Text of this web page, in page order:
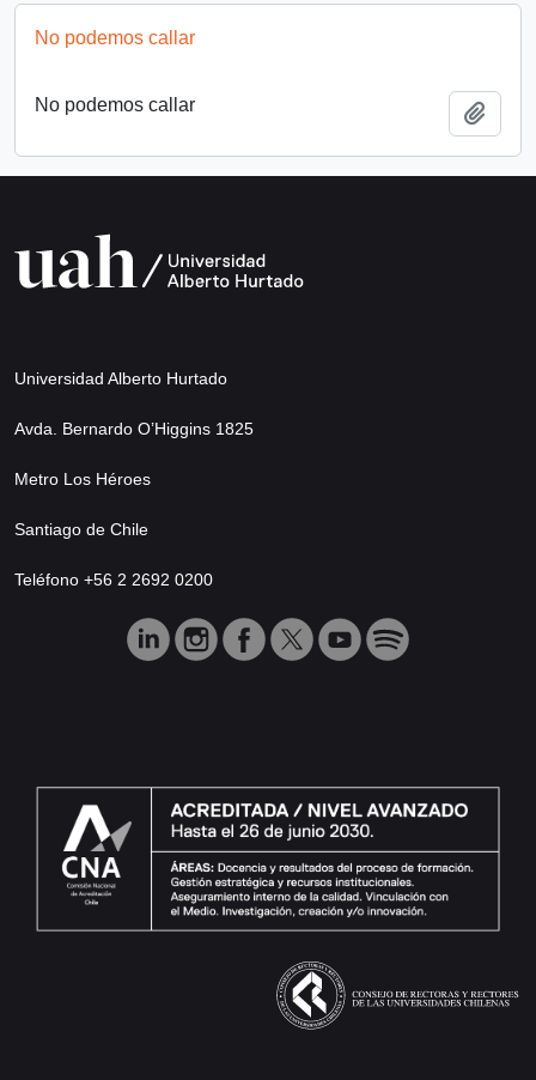
No podemos callar
No podemos callar
Universidad Alberto Hurtado
Avda. Bernardo O’Higgins 1825
Metro Los Héroes
Santiago de Chile
Teléfono +56 2 2692 0200